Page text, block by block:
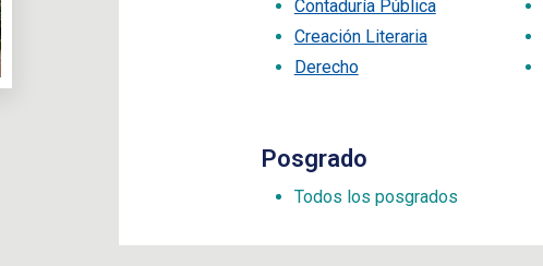
Contaduría Pública
Creación Literaria
Derecho
Posgrado
Todos los posgrados